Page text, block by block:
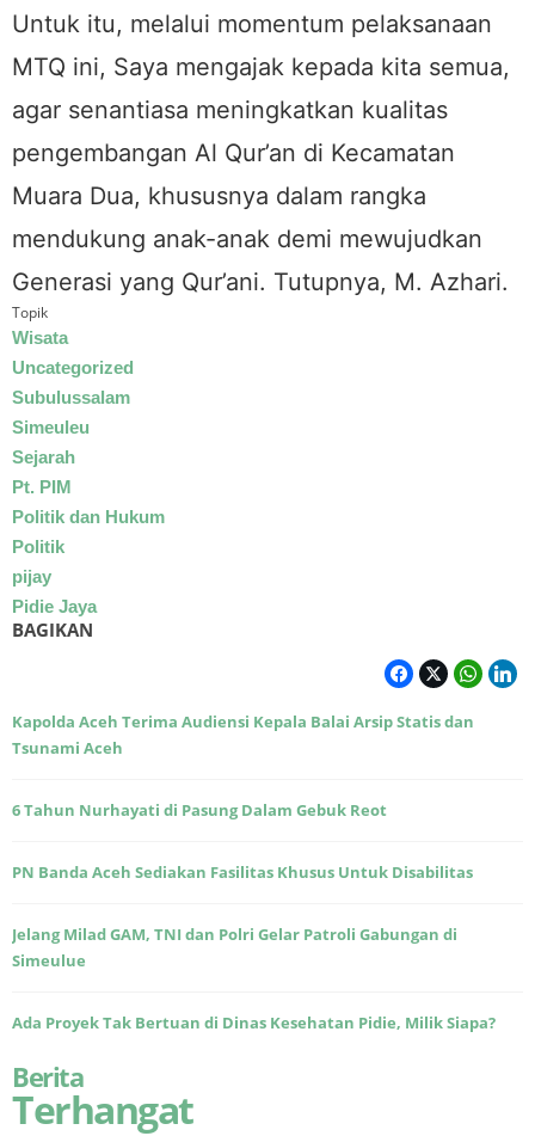
Untuk itu, melalui momentum pelaksanaan
MTQ ini, Saya mengajak kepada kita semua,
agar senantiasa meningkatkan kualitas
pengembangan Al Qur’an di Kecamatan
Muara Dua, khususnya dalam rangka
mendukung anak-anak demi mewujudkan
Generasi yang Qur’ani. Tutupnya, M. Azhari.
Topik
Wisata
Uncategorized
Subulussalam
Simeuleu
Sejarah
Pt. PIM
Politik dan Hukum
Politik
pijay
Pidie Jaya
BAGIKAN
Kapolda Aceh Terima Audiensi Kepala Balai Arsip Statis dan
Tsunami Aceh
6 Tahun Nurhayati di Pasung Dalam Gebuk Reot
PN Banda Aceh Sediakan Fasilitas Khusus Untuk Disabilitas
Jelang Milad GAM, TNI dan Polri Gelar Patroli Gabungan di
Simeulue
Ada Proyek Tak Bertuan di Dinas Kesehatan Pidie, Milik Siapa?
Berita
Terhangat